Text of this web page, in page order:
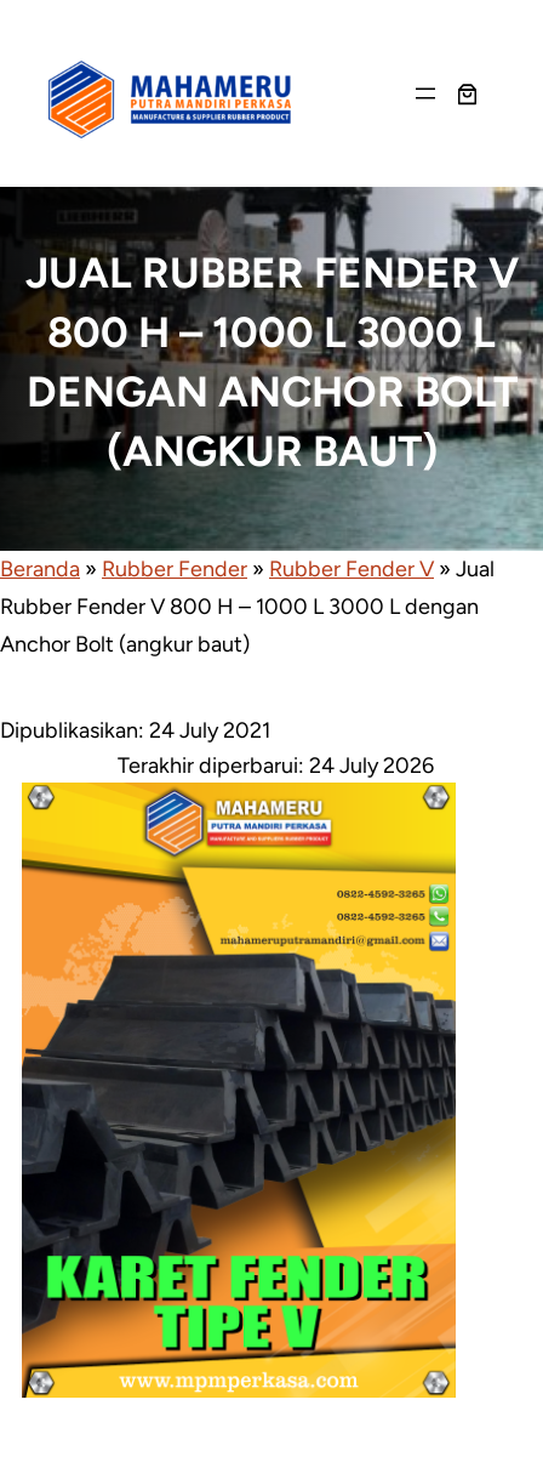
content
JUAL RUBBER FENDER V
800 H – 1000 L 3000 L
DENGAN ANCHOR BOLT
(ANGKUR BAUT)
Beranda » Rubber Fender » Rubber Fender V» Jual
Rubber Fender V 800 H – 1000 L 3000 L dengan
Anchor Bolt (angkur baut)
Dipublikasikan: 24 July 2021
Terakhir diperbarui:24 July 2026